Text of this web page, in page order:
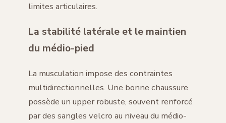
limites articulaires.
La stabilité latérale et le maintien
du médio-pied
La musculation impose des contraintes
multidirectionnelles. Une bonne chaussure
possède un upper robuste, souvent renforcé
par des sangles velcro au niveau du médio-